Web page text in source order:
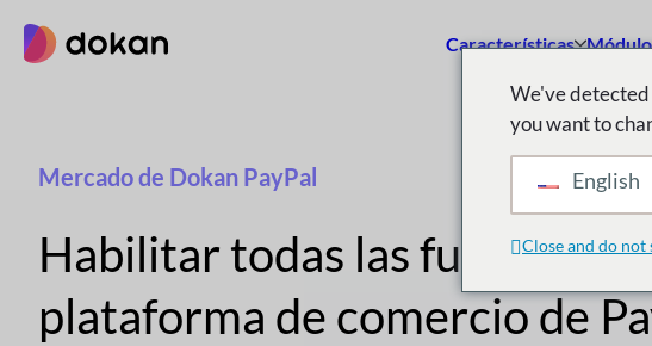
Características
Mercado de Dokan PayPal
Habilitar todas las funciones
plataforma de comercio de
We've detected
you want to
English
Close and do not